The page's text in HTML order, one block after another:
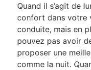
Quand il s’agit de
confort dans votre
conduite, mais en
pouvez pas avoir
proposer une
comme la nuit.